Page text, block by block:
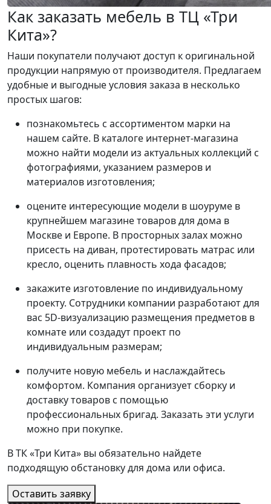
Как заказать мебель в ТЦ «Три
Кита»?
Наши покупатели получают доступ к оригинальной
продукции напрямую от производителя. Предлагаем
удобные и выгодные условия заказа в несколько
простых шагов:
познакомьтесь с ассортиментом марки на
нашем сайте. В каталоге интернет-магазина
можно найти модели из актуальных коллекций с
фотографиями, указанием размеров и
материалов изготовления;
оцените интересующие модели в шоуруме в
крупнейшем магазине товаров для дома в
Москве и Европе. В просторных залах можно
присесть на диван, протестировать матрас или
кресло, оценить плавность хода фасадов;
закажите изготовление по индивидуальному
проекту. Сотрудники компании разработают для
вас 5D-визуализацию размещения предметов в
комнате или создадут проект по
индивидуальным размерам;
получите новую мебель и наслаждайтесь
комфортом. Компания организует сборку и
доставку товаров с помощью
профессиональных бригад. Заказать эти услуги
можно при покупке.
В ТК «Три Кита» вы обязательно найдете
подходящую обстановку для дома или офиса.
Оставить заявку